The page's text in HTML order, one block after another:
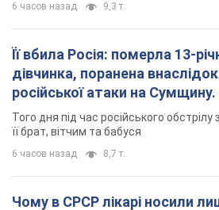
6 часов назад 9,3 т.
Її вбила Росія: померла 13-
дівчинка, поранена внаслідок
російської атаки на
Того дня під час російського обстрілу
її брат, вітчим та бабуся
6 часов назад 8,7 т.
Чому в СРСР лікарі носили